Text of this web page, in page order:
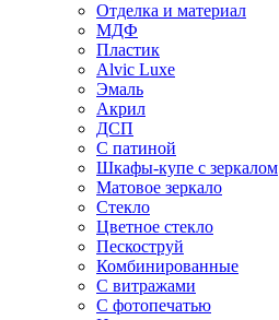
Отделка и материал
МДФ
Пластик
Alvic Luxe
Эмаль
Акрил
ДСП
С патиной
Шкафы-купе с зеркалом
Матовое зеркало
Стекло
Цветное стекло
Пескоструй
Комбинированные
С витражами
С фотопечатью